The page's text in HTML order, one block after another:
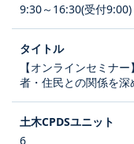
9:30～16:30(受付9:00)
【オンラインセミナ
者・住民との関係を深
6